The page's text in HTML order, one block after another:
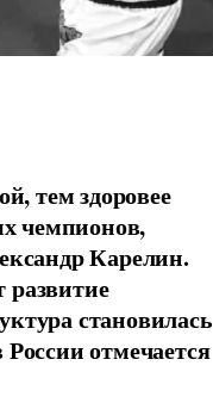
тем здоровее
чемпионов,
Карелин.
развитие
становилась
отмечается